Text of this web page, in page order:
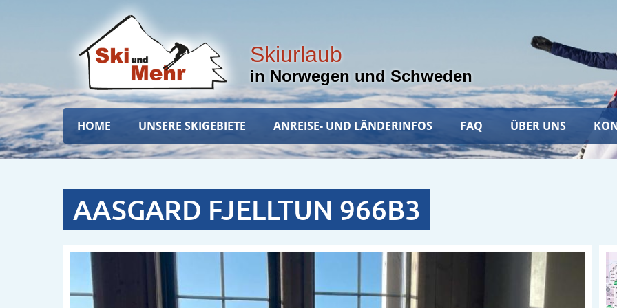
Skiurlaub
in Norwegen und Schweden
Hauptnavigation
HOME UNSERE SKIGEBIETE ANREISE- UND LÄNDERINFOS FAQ ÜBER UNS
AASGARD FJELLTUN 966B3